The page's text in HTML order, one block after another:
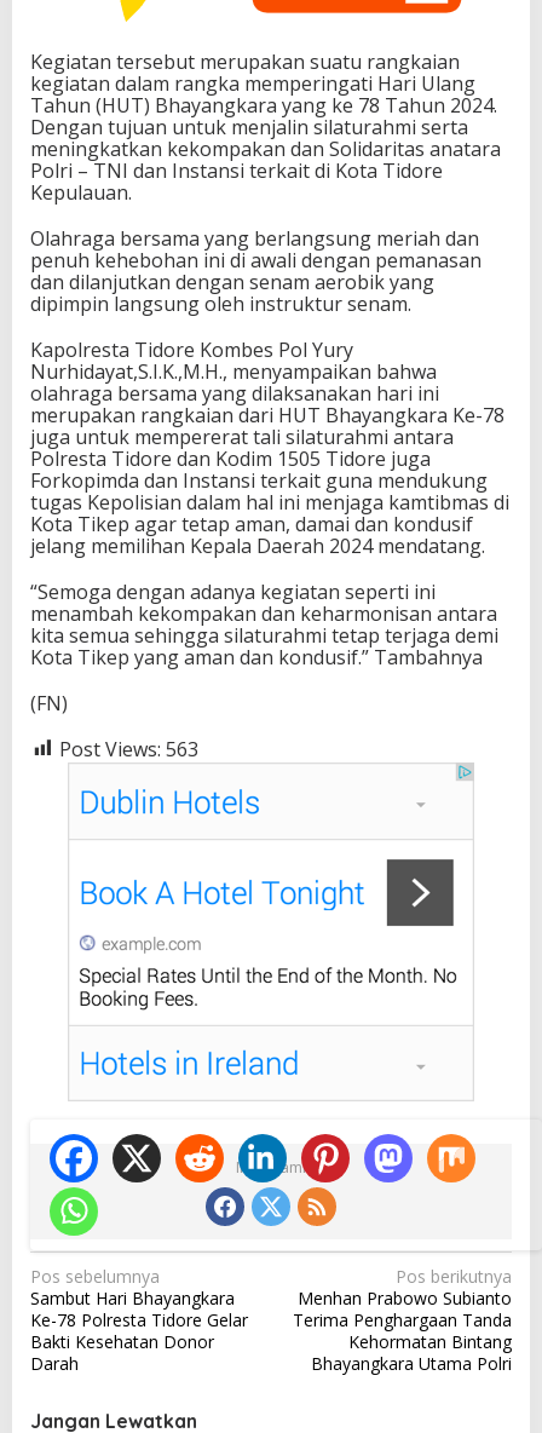
Kegiatan tersebut merupakan suatu rangkaian
kegiatan dalam rangka memperingati Hari Ulang
Tahun (HUT) Bhayangkara yang ke 78 Tahun 2024.
Dengan tujuan untuk menjalin silaturahmi serta
meningkatkan kekompakan dan Solidaritas anatara
Polri – TNI dan Instansi terkait di Kota Tidore
Kepulauan.
Olahraga bersama yang berlangsung meriah dan
penuh kehebohan ini di awali dengan pemanasan
dan dilanjutkan dengan senam aerobik yang
dipimpin langsung oleh instruktur senam.
Kapolresta Tidore Kombes Pol Yury
Nurhidayat,S.I.K.,M.H., menyampaikan bahwa
olahraga bersama yang dilaksanakan hari ini
merupakan rangkaian dari HUT Bhayangkara Ke-78
juga untuk mempererat tali silaturahmi antara
Polresta Tidore dan Kodim 1505 Tidore juga
Forkopimda dan Instansi terkait guna mendukung
tugas Kepolisian dalam hal ini menjaga kamtibmas di
Kota Tikep agar tetap aman, damai dan kondusif
jelang memilihan Kepala Daerah 2024 mendatang.
“Semoga dengan adanya kegiatan seperti ini
menambah kekompakan dan keharmonisan antara
kita semua sehingga silaturahmi tetap terjaga demi
Kota Tikep yang aman dan kondusif.” Tambahnya
(FN)
Post Views: 563
Ikuti Kami
N
a
v
i
g
Pos sebelumnya
Sambut Hari Bhayangkara
Ke-78 Polresta Tidore Gelar
Bakti Kesehatan Donor
Darah
Pos berikutnya
Menhan Prabowo Subianto
Terima Penghargaan Tanda
Kehormatan Bintang
Bhayangkara Utama Polri
Jangan Lewatkan